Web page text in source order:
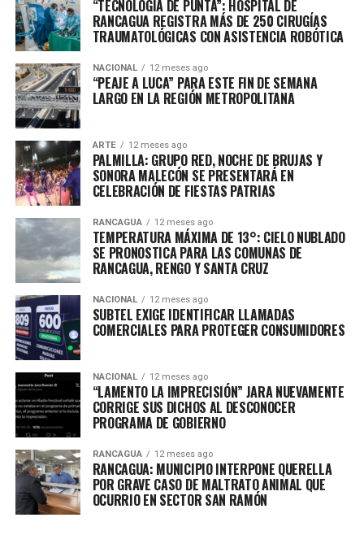
“TECNOLOGÍA DE PUNTA”: HOSPITAL DE
RANCAGUA REGISTRA MÁS DE 250 CIRUGÍAS
TRAUMATOLÓGICAS CON ASISTENCIA ROBÓTICA
NACIONAL 12 meses ago
“PEAJE A LUCA” PARA ESTE FIN DE SEMANA
LARGO EN LA REGIÓN METROPOLITANA
ARTE 12 meses ago
PALMILLA: GRUPO RED, NOCHE DE BRUJAS Y
SONORA MALECÓN SE PRESENTARÁ EN
CELEBRACIÓN DE FIESTAS PATRIAS
RANCAGUA 12 meses ago
TEMPERATURA MÁXIMA DE 13°: CIELO NUBLADO
SE PRONOSTICA PARA LAS COMUNAS DE
RANCAGUA, RENGO Y SANTA CRUZ
NACIONAL 12 meses ago
SUBTEL EXIGE IDENTIFICAR LLAMADAS
COMERCIALES PARA PROTEGER CONSUMIDORES
NACIONAL 12 meses ago
“LAMENTO LA IMPRECISIÓN” JARA NUEVAMENTE
CORRIGE SUS DICHOS AL DESCONOCER
PROGRAMA DE GOBIERNO
RANCAGUA 12 meses ago
RANCAGUA: MUNICIPIO INTERPONE QUERELLA
POR GRAVE CASO DE MALTRATO ANIMAL QUE
OCURRIO EN SECTOR SAN RAMÓN